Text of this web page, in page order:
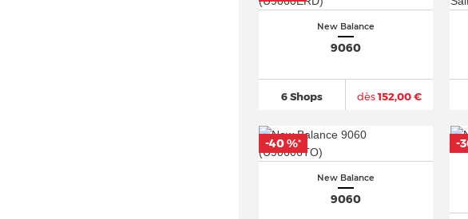
New Balance
9060
6 Shops dès152,00 €
New Balance
9060
-40 %* -